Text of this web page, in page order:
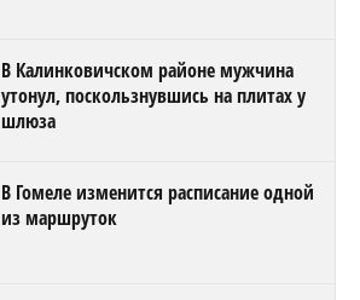
В Калинковичском районе мужчина
утонул, поскользнувшись на плитах у
шлюза
В Гомеле изменится расписание одной
из маршруток